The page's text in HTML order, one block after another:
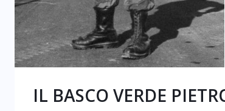
IL BASCO VERDE